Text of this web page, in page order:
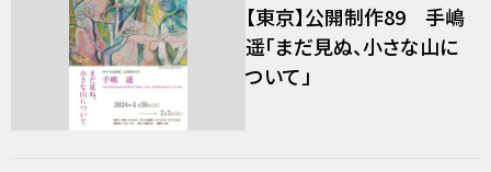
【東京】公開制作89 手嶋
遥「まだ見ぬ、小さな山に
ついて」